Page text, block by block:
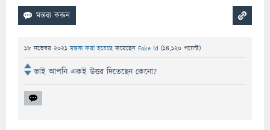
18 নভেম্বর 2021 মন্তব্য করা হয়েছেকরেছেন Fake Id (14,120 পয়েন্ট)
ভাই আপনি একই উত্তর দিতেছেন কেনো?